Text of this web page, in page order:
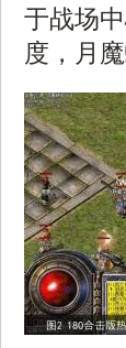
于战场
度，月